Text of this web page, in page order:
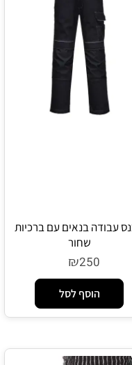
עבודה בנאים עם ברכיות
שחור
₪250
הוסף לסל